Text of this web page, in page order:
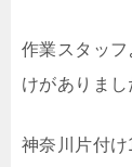
作業スタッ
けがありまし
神奈川片付